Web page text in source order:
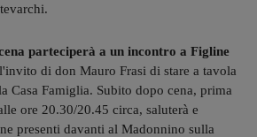
parteciperà a un incontro a Figline
di don Mauro Frasi di stare a tavola
Casa Famiglia. Subito dopo cena, prima
ore 20.30/20.45 circa, saluterà e
presenti davanti al Madonnino sulla